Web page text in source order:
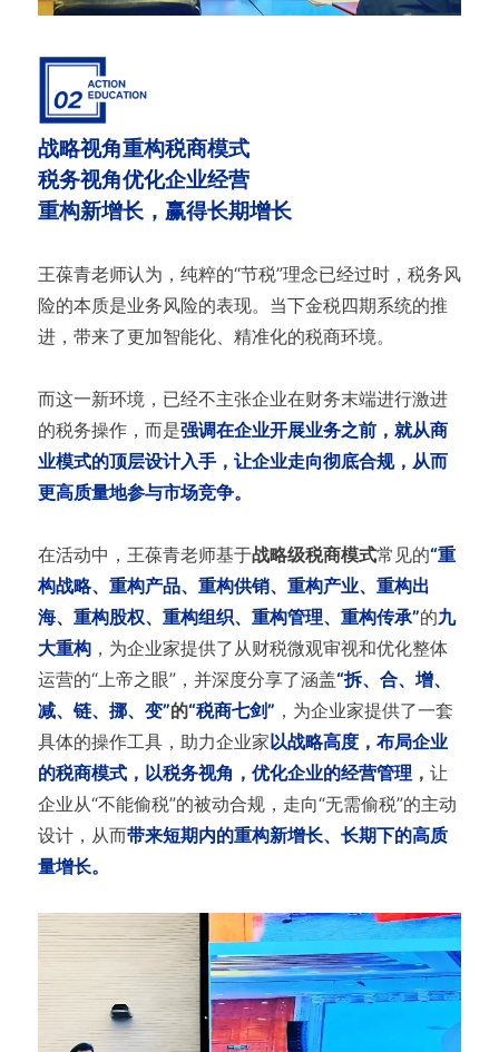
战略视角重构税商模式
税务视角优化企业经营
重构新增长，赢得长期增长
王葆青老师认为，纯粹的“节税”理念已经过时，税务风
险的本质是业务风险的表现。当下金税四期系统的推
进，带来了更加智能化、精准化的税商环境。
而这一新环境，已经不主张企业在财务末端进行激进
的税务操作，而是强调在企业开展业务之前，就从商
业模式的顶层设计入手，让企业走向彻底合规，从而
更高质量地参与市场竞争。
在活动中，王葆青老师基于战略级税商模式常见的“重
构战略、重构产品、重构供销、重构产业、重构出
海、重构股权、重构组织、重构管理、重构传承”的九
大重构，为企业家提供了从财税微观审视和优化整体
运营的“上帝之眼”，并深度分享了涵盖“拆、合、增、
减、链、挪、变”的“税商七剑” ，为企业家提供了一套
具体的操作工具，助力企业家以战略高度，布局企业
的税商模式，以税务视角，优化企业的经营管理 ， 让
企业从“不能偷税”的被动合规，走向“无需偷税”的主动
设计，从而带来短期内的重构新增长、长期下的高质
量增长。